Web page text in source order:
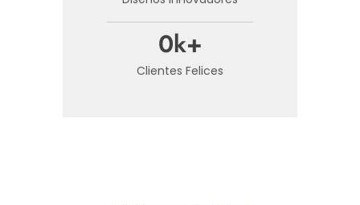
Clientes Felices
0k+